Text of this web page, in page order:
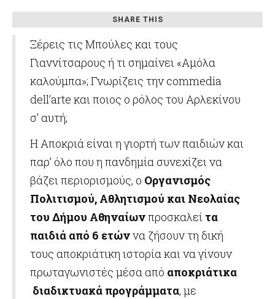
SHARE THIS
Ξέρεις τις Μπούλες και τους
Γιαννίτσαρους ή τι σημαίνει «Αμόλα
καλούμπα»; Γνωρίζεις την commedia
dell’arte και ποιος ο ρόλος του Αρλεκίνου
σ’ αυτή;
Η Αποκριά είναι η γιορτή των παιδιών και
παρ’ όλο που η πανδημία συνεχίζει να
βάζει περιορισμούς, ο Οργανισμός
Πολιτισμού, Αθλητισμού και Νεολαίας
του Δήμου Αθηναίωνπροσκαλεί τα
παιδιά από 6 ετώννα ζήσουν τη δική
τους αποκριάτικη ιστορία και να γίνουν
πρωταγωνιστές μέσα από αποκριάτικα
διαδικτυακά προγράμματα, με